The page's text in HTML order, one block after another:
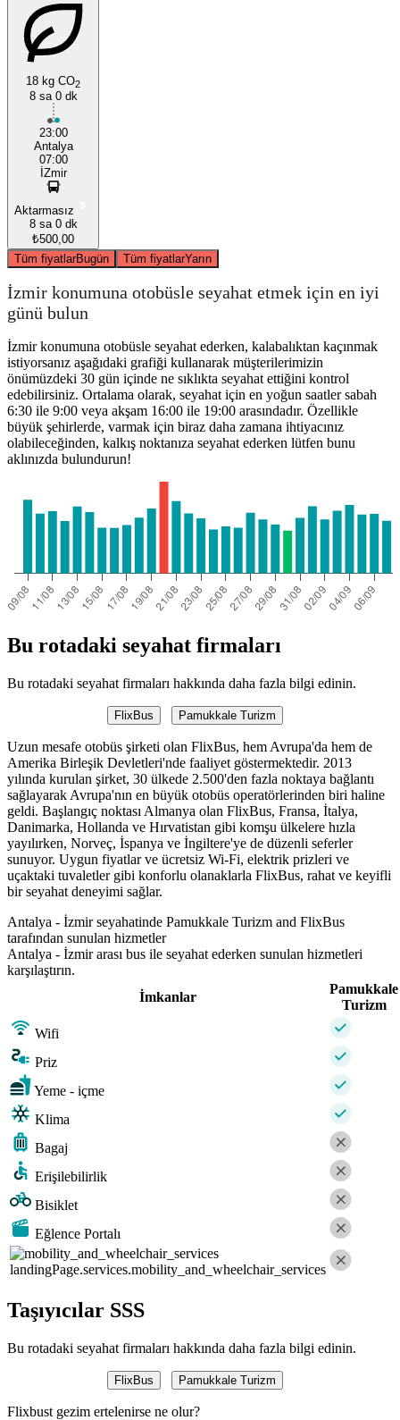
18 kg CO2
8 sa 0 dk
23:00
Antalya
07:00
İZmir
Aktarmasız
8 sa 0 dk
₺500,00
Tüm fiyatlarBugün Tüm fiyatlarYarın
İzmir konumuna otobüsle seyahat etmek için en iyi
günü bulun
İzmir konumuna otobüsle seyahat ederken, kalabalıktan kaçınmak
istiyorsanız aşağıdaki grafiği kullanarak müşterilerimizin
önümüzdeki 30 gün içinde ne sıklıkta seyahat ettiğini kontrol
edebilirsiniz. Ortalama olarak, seyahat için en yoğun saatler sabah
6:30 ile 9:00 veya akşam 16:00 ile 19:00 arasındadır. Özellikle
büyük şehirlerde, varmak için biraz daha zamana ihtiyacınız
olabileceğinden, kalkış noktanıza seyahat ederken lütfen bunu
aklınızda bulundurun!
Bu rotadaki seyahat firmaları
Bu rotadaki seyahat firmaları hakkında daha fazla bilgi edinin.
FlixBus Pamukkale Turizm
Uzun mesafe otobüs şirketi olan FlixBus, hem Avrupa'da hem de
Amerika Birleşik Devletleri'nde faaliyet göstermektedir. 2013
yılında kurulan şirket, 30 ülkede 2.500'den fazla noktaya bağlantı
sağlayarak Avrupa'nın en büyük otobüs operatörlerinden biri haline
geldi. Başlangıç ​​noktası Almanya olan FlixBus, Fransa, İtalya,
Danimarka, Hollanda ve Hırvatistan gibi komşu ülkelere hızla
yayılırken, Norveç, İspanya ve İngiltere'ye de düzenli seferler
sunuyor. Uygun fiyatlar ve ücretsiz Wi-Fi, elektrik prizleri ve
uçaktaki tuvaletler gibi konforlu olanaklarla FlixBus, rahat ve keyifli
bir seyahat deneyimi sağlar.
Antalya - İzmir seyahatinde Pamukkale Turizm and FlixBus
tarafından sunulan hizmetler
Antalya - İzmir arası bus ile seyahat ederken sunulan hizmetleri
karşılaştırın.
İmkanlar
Pamukkale
Turizm
Wifi
Priz
Yeme - içme
Klima
Bagaj
Erişilebilirlik
Bisiklet
Eğlence Portalı
landingPage.services.mobility_and_wheelchair_services
Taşıyıcılar SSS
Bu rotadaki seyahat firmaları hakkında daha fazla bilgi edinin.
FlixBus Pamukkale Turizm
Flixbust gezim ertelenirse ne olur?